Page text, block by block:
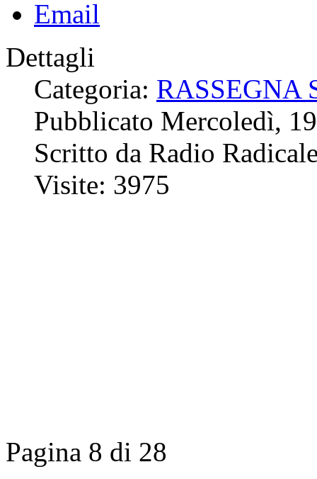
Dettagli
Categoria: RASSEGNA
Pubblicato Mercoledì,
Scritto da Radio
Visite: 3975
Pagina 8 di 28